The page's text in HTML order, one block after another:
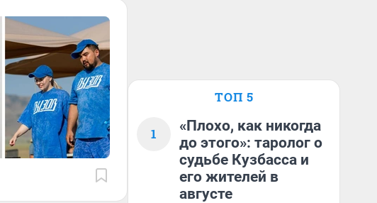
ТОП 5
1
«Плохо, как никогда
до этого»: таролог о
судьбе Кузбасса и
его жителей в
августе